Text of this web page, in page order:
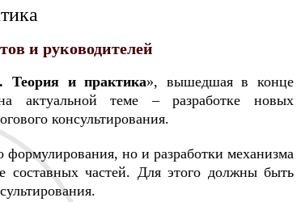
и руководителей
Теория и практика», вышедшая в конце
теме – разработке новых
консультирования.
формулирования, но и разработки механизма
составных частей. Для этого должны быть